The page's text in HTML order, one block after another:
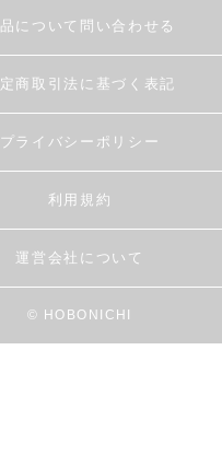
について問い合わせる
商取引法に基づく表記
プライバシーポリシー
利用規約
運営会社について
© HOBONICHI